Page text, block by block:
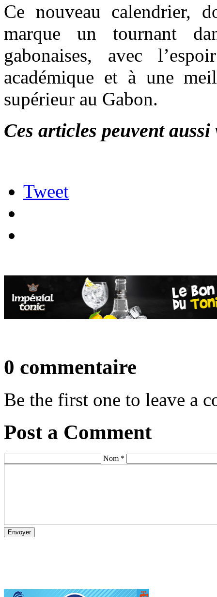
Ce nouveau calendrier,
marque un tournant
gabonaises, avec
académique et à une
supérieur au Gabon.
Ces articles peuvent
Tweet
0 commentaire
Be the first one to leave a
Post a Comment
Nom *